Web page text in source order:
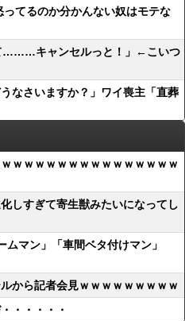
ってるのか分かんない奴はモテな
………キャンセルっと！」←こいつ
なさいますか？」ワイ喪主「直葬
ｗｗｗｗｗｗｗｗｗｗｗｗｗｗｗ
しすぎて寄生獣みたいになってし
マン」「車間ベタ付けマン」
から記者会見ｗｗｗｗｗｗｗｗｗ
・・・・・